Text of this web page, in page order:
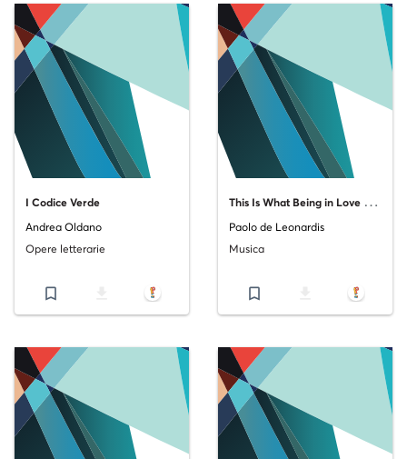
I Codice Verde
Andrea Oldano
Opere letterarie
bookmark_border
T
his Is What Being in Love Feels Like
Paolo de Leonardis
Musica
bookmark_border